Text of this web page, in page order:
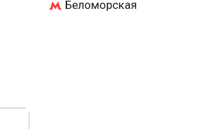
Беломорская